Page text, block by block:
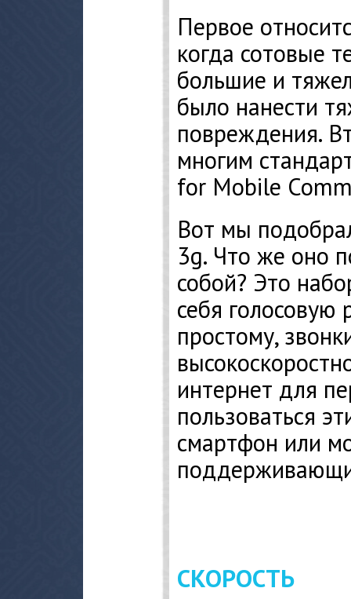
Первое
когда сотовые
большие и
было нанести
повреждения.
многим
for Mobile
Вот мы
3g. Что же оно
собой? Это
себя голосовую
простому,
интернет для
пользоваться
смартфон или
СКОРОСТЬ